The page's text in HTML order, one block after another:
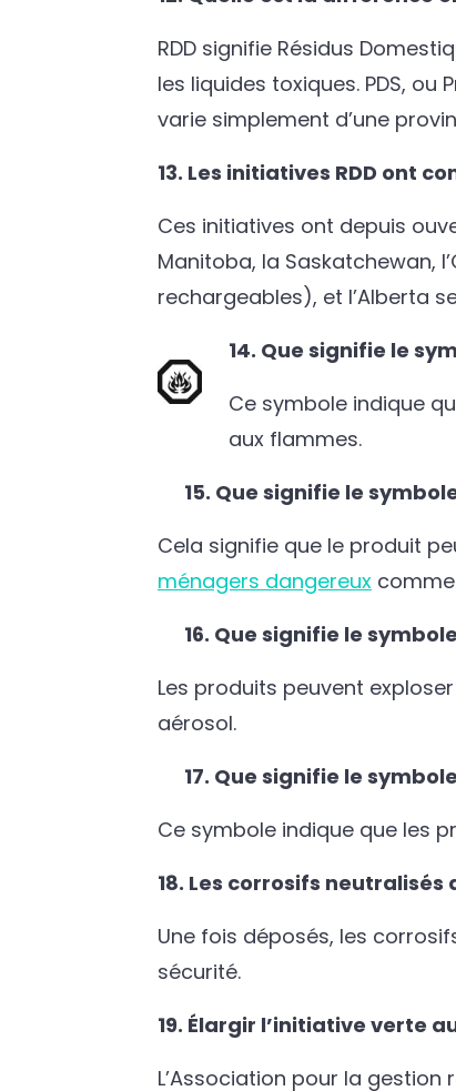
RDD signifie Résidus
les liquides toxiques. PDS,
varie simplement d’une
13. Les initiatives RDD ont
Ces initiatives ont depuis
Manitoba, la Saskatchewan,
rechargeables), et l’Alberta
14. Que signifie le
Ce symbole indique
aux flammes.
15. Que signifie le
Cela signifie que le produit
ménagers dangereux
16. Que signifie le
Les produits peuvent
aérosol.
17. Que signifie le
Ce symbole indique que les
18. Les corrosifs
Une fois déposés, les
sécurité.
19. Élargir l’initiative verte
L’Association pour la